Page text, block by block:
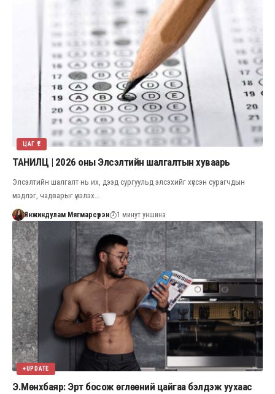
ЦАГ ҮЕ
ТАНИЛЦ | 2026 оны Элсэлтийн шалгалтын хуваарь
Элсэлтийн шалгалт нь их, дээд сургуульд элсэхийг хүссэн сурагчдын
мэдлэг, чадварыг үнэлэх…
Янжиндулам Мягмарсүрэн 1 минут уншина
+UPDATE
Э.Мөнхбаяр: Эрт босож өглөөний цайгаа бэлдэж уухаас